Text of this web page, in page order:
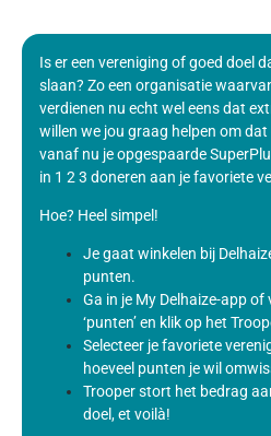
Is er een vereniging of goed doel
slaan? Zo een organisatie
verdienen nu echt wel eens dat
willen we jou graag helpen om
vanaf nu je opgespaarde
in 1 2 3 doneren aan je favoriete
Hoe? Heel simpel!
Je gaat winkelen bij
punten.
Ga in je My Delhaize-app
‘punten’ en klik op het
Selecteer je favoriete
hoeveel punten je wil
Trooper stort het bedrag
doel, et voilà!